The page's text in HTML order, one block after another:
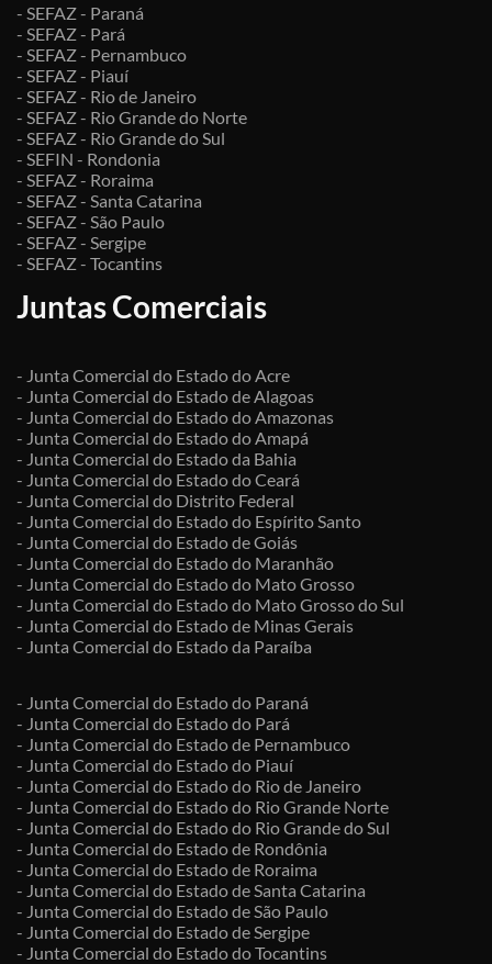
- SEFAZ - Paraná
- SEFAZ - Pará
- SEFAZ - Pernambuco
- SEFAZ - Piauí
- SEFAZ - Rio de Janeiro
- SEFAZ - Rio Grande do Norte
- SEFAZ - Rio Grande do Sul
- SEFIN - Rondonia
- SEFAZ - Roraima
- SEFAZ - Santa Catarina
- SEFAZ - São Paulo
- SEFAZ - Sergipe
- SEFAZ - Tocantins
Juntas Comerciais
- Junta Comercial do Estado do Acre
- Junta Comercial do Estado de Alagoas
- Junta Comercial do Estado do Amazonas
- Junta Comercial do Estado do Amapá
- Junta Comercial do Estado da Bahia
- Junta Comercial do Estado do Ceará
- Junta Comercial do Distrito Federal
- Junta Comercial do Estado do Espírito Santo
- Junta Comercial do Estado de Goiás
- Junta Comercial do Estado do Maranhão
- Junta Comercial do Estado do Mato Grosso
- Junta Comercial do Estado do Mato Grosso do Sul
- Junta Comercial do Estado de Minas Gerais
- Junta Comercial do Estado da Paraíba
- Junta Comercial do Estado do Paraná
- Junta Comercial do Estado do Pará
- Junta Comercial do Estado de Pernambuco
- Junta Comercial do Estado do Piauí
- Junta Comercial do Estado do Rio de Janeiro
- Junta Comercial do Estado do Rio Grande Norte
- Junta Comercial do Estado do Rio Grande do Sul
- Junta Comercial do Estado de Rondônia
- Junta Comercial do Estado de Roraima
- Junta Comercial do Estado de Santa Catarina
- Junta Comercial do Estado de São Paulo
- Junta Comercial do Estado de Sergipe
- Junta Comercial do Estado do Tocantins